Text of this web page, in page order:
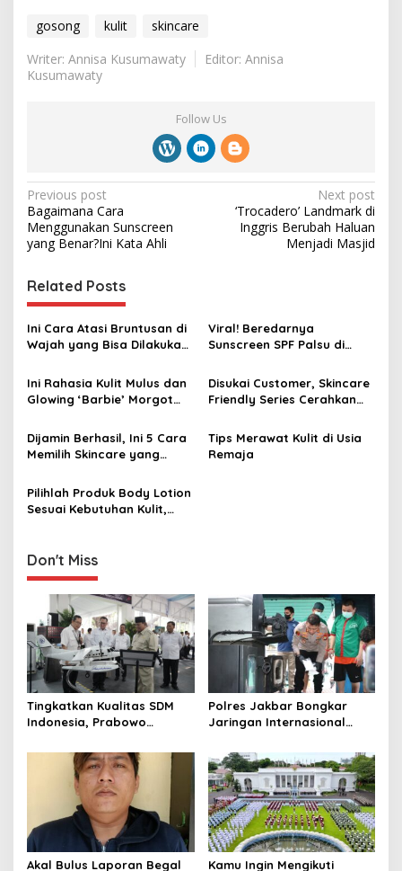
gosong kulit
skincare
Writer: Annisa Kusumawaty
Editor: Annisa
Kusumawaty
Follow Us
P
o
s
t
n
a
v
i
g
t
o
Previous post
Bagaimana Cara
Menggunakan Sunscreen
yang Benar?Ini Kata Ahli
Next post
‘Trocadero’ Landmark di
Inggris Berubah Haluan
Menjadi Masjid
Related Posts
Ini Cara Atasi Bruntusan di
Wajah yang Bisa Dilakukan
Viral! Beredarnya
Sunscreen SPF Palsu di
Ini Rahasia Kulit Mulus dan
Glowing ‘Barbie’ Morgot
Disukai Customer, Skincare
Friendly Series Cerahkan
Dijamin Berhasil, Ini 5 Cara
Memilih Skincare yang
Tips Merawat Kulit di Usia
Remaja
Pilihlah Produk Body Lotion
Sesuai Kebutuhan Kulit,
Don't Miss
Tingkatkan Kualitas SDM
Indonesia, Prabowo
hingga Undang Universitas
Terbaik Dunia
Polres Jakbar Bongkar
Jaringan Internasional
Narkoba, 7 Tersangka
Diringkus dan Barang Bukti
1,1 Ton Rp119 Miliar
Dimusnahkan
Akal Bulus Laporan Begal Kamu Ingin Mengikuti